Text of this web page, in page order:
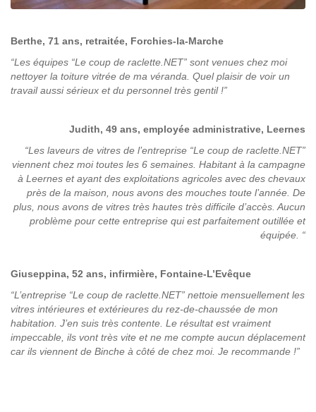
Berthe, 71 ans, retraitée, Forchies-la-Marche
“Les équipes “Le coup de raclette.NET” sont venues chez moi
nettoyer la toiture vitrée de ma véranda. Quel plaisir de voir un
travail aussi sérieux et du personnel très gentil !”
Judith, 49 ans, employée administrative, Leernes
“Les laveurs de vitres de l’entreprise “Le coup de raclette.NET”
viennent chez moi toutes les 6 semaines. Habitant à la campagne
à Leernes et ayant des exploitations agricoles avec des chevaux
près de la maison, nous avons des mouches toute l’année. De
plus, nous avons de vitres très hautes très difficile d’accès. Aucun
problème pour cette entreprise qui est parfaitement outillée et
équipée. “
Giuseppina, 52 ans, infirmière, Fontaine-L’Evêque
“L’entreprise “Le coup de raclette.NET” nettoie mensuellement les
vitres intérieures et extérieures du rez-de-chaussée de mon
habitation. J’en suis très contente. Le résultat est vraiment
impeccable, ils vont très vite et ne me compte aucun déplacement
car ils viennent de Binche à côté de chez moi. Je recommande !”